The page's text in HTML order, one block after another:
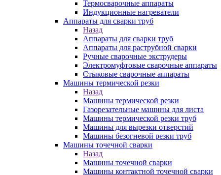
Термосварочные аппараты
Индукционные нагреватели
Аппараты для сварки труб
Назад
Аппараты для сварки труб
Аппараты для раструбной сварки
Ручные сварочные экструдеры
Электромуфтовые сварочные аппараты
Стыковые сварочные аппараты
Машины термической резки
Назад
Машины термической резки
Газорезательные машины для листа
Машины термической резки труб
Машины для вырезки отверстий
Машины безогневой резки труб
Машины точечной сварки
Назад
Машины точечной сварки
Машины контактной точечной сварки